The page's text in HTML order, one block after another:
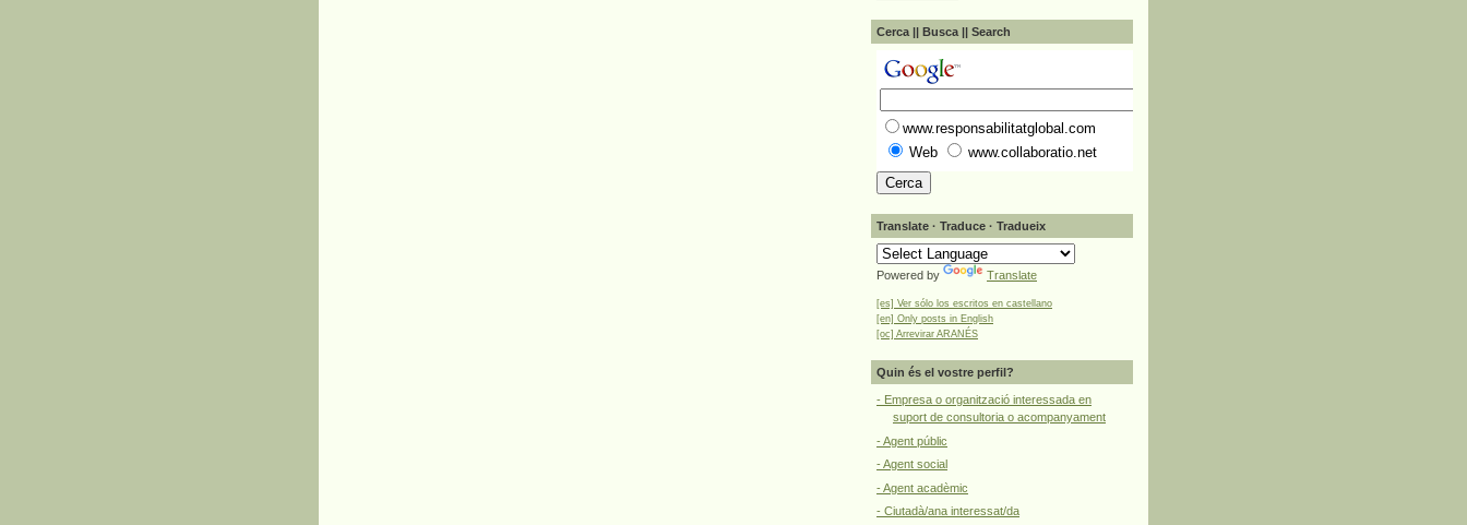
Cerca || Busca || Search
www.responsabilitatglobal.com
Web
www.collaboratio.net
Translate · Traduce · Tradueix
Powered by Translate
[es] Ver sólo los escritos en castellano
[en] Only posts in English
[oc] Arrevirar ARANÉS
Quin és el vostre perfil?
- Empresa o organització interessada en
suport de consultoria o acompanyament
- Agent públic
- Agent social
- Agent acadèmic
- Ciutadà/ana interessat/da